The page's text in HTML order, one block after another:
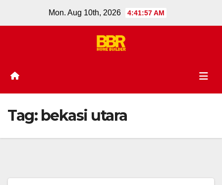
Mon. Aug 10th, 2026 4:41:57 AM
Tag: bekasi utara